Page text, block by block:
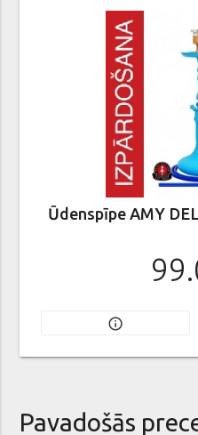
Ūdenspīpe AMY
info_outline
Pavadošās